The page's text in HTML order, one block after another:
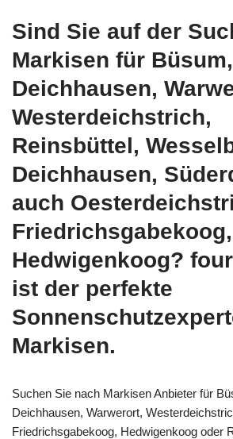
Sind Sie auf der
Markisen für
Deichhausen,
Westerdeichstrich,
Reinsbüttel,
Deichhausen,
auch
Friedrichsgabekoog,
Hedwigenkoog?
ist der perfekte
Markisen.
Suchen Sie nach Markisen Anbieter für
Deichhausen, Warwerort,
Friedrichsgabekoog, Hedwigenkoog oder